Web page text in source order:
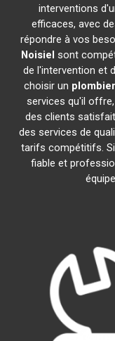
interventions
efficaces, avec
répondre à vos
Noisiel sont
de l'intervention et
choisir un plombier
services qu'il
des clients
des services de
tarifs compétitifs.
fiable et